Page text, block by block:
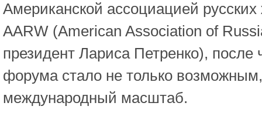
Американской ассоциацией
AARW (American Association of
президент Лариса Петренко), после
форума стало не только
международный масштаб.